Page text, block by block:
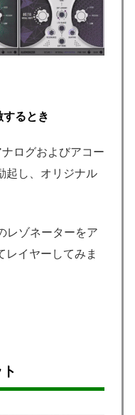
するとき
ログおよびアコー
起し、オリジナル
レゾネーターをア
レイヤーしてみま